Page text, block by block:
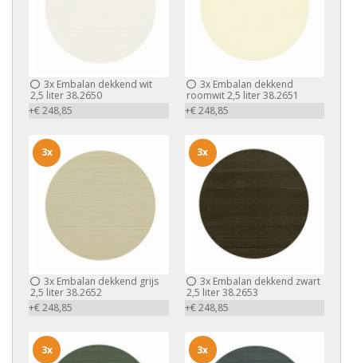
3x Embalan dekkend wit
2,5 liter 38.2650
+€ 248,85
3xEmbalan dekkend
roomwit 2,5 liter 38.2651
+€ 248,85
3x Embalan dekkend grijs
2,5 liter 38.2652
+€ 248,85
3x
3xEmbalan dekkend zwart
2,5 liter 38.2653
+€ 248,85
3x
3x 3x